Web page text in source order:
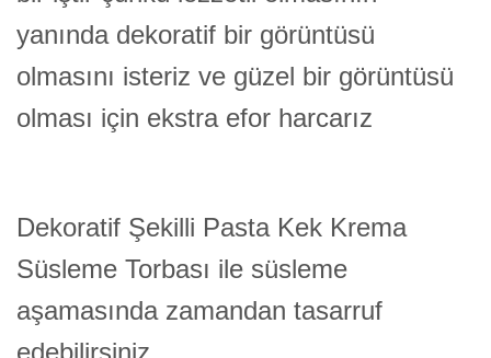
yanında dekoratif bir görüntüsü
olmasını isteriz ve güzel bir görüntüsü
olması için ekstra efor harcarız
Dekoratif Şekilli Pasta Kek Krema
Süsleme Torbası ile süsleme
aşamasında zamandan tasarruf